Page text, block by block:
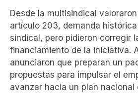
Desde la multisindical
artículo 203, demanda
sindical, pero pidieron corregir
financiamiento de la iniciativa.
anunciaron que preparan un
propuestas para impulsar el
avanzar hacia un plan nacional